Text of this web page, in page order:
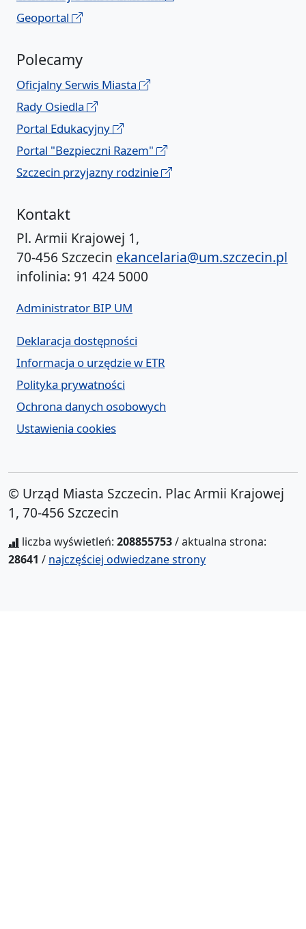
Geoportal
Polecamy
Oficjalny Serwis Miasta
Rady Osiedla
Portal Edukacyjny
Portal "Bezpieczni Razem"
Szczecin przyjazny rodzinie
Kontakt
Pl. Armii Krajowej 1,
70-456 Szczecin ekancelaria@um.szczecin.pl
infolinia: 91 424 5000
Administrator BIP UM
Deklaracja dostępności
Informacja o urzędzie w ETR
Polityka prywatności
Ochrona danych osobowych
Ustawienia cookies
© Urząd Miasta Szczecin. Plac Armii Krajowej
1, 70-456 Szczecin
liczba wyświetleń: 208855753/ aktualna strona:
28641 / najczęściej odwiedzane strony